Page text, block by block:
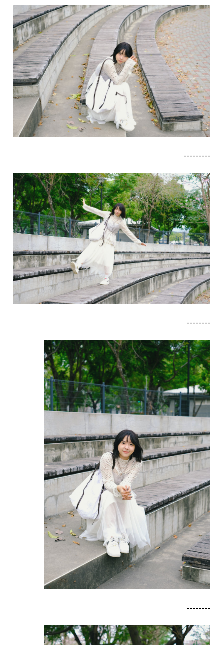
---------
--------
--------